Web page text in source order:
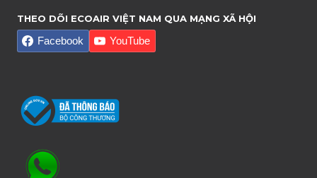
THEO DÕI ECOAIR VIỆT NAM QUA MẠNG XÃ HỘI
Facebook YouTube